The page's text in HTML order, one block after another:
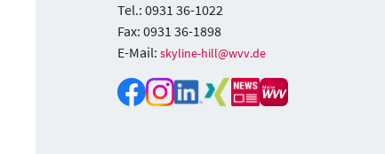
Tel.: 0931 36-1022
Fax: 0931 36-1898
E-Mail: skyline-hill@wvv.de